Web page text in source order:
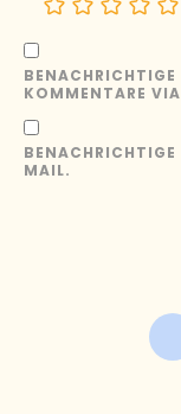
KOMMENTARE
MAIL.